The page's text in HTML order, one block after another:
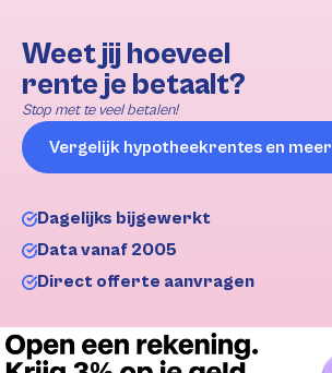
Weet jij hoeveel
rente je betaalt?
Stop met te veel betalen!
Vergelijk hypotheekrentes en meer
Dagelijks bijgewerkt
Data vanaf 2005
Direct offerte aanvragen